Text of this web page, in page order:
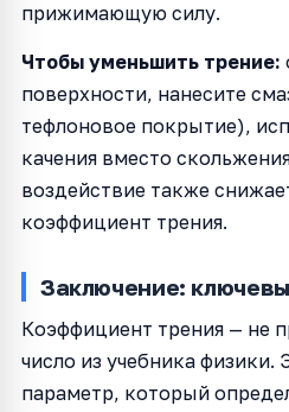
прижимающую силу.
Чтобы уменьшить трение:
поверхности, нанесите
тефлоновое покрытие),
качения вместо
воздействие также
коэффициент трения.
Заключение:
Коэффициент трения — не
число из учебника физики.
параметр, который